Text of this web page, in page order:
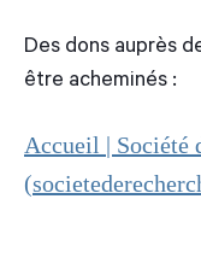
Des dons auprès
être acheminés :
Accueil | Société